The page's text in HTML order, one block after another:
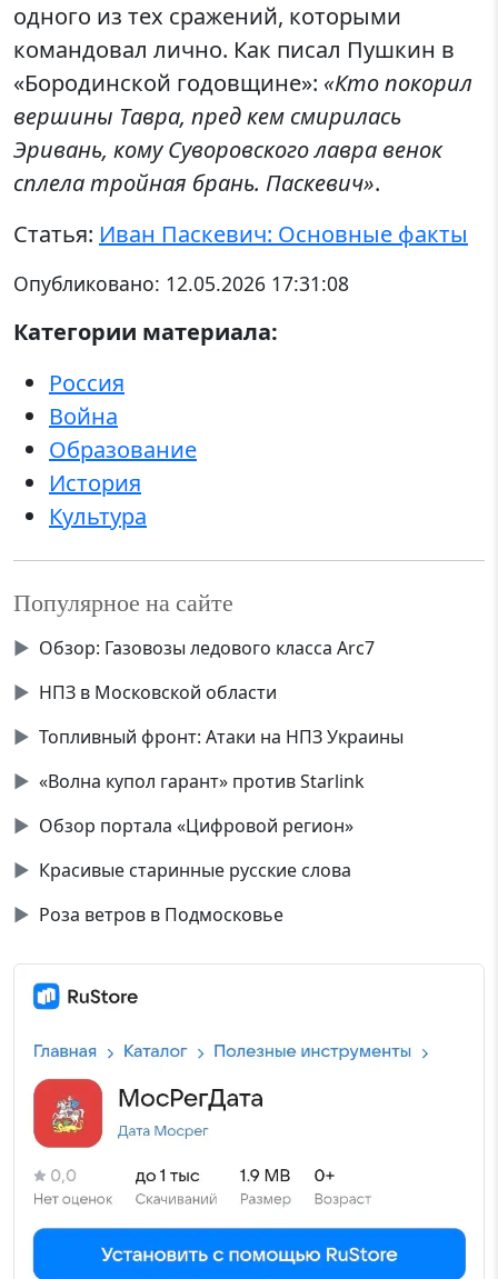
одного из тех сражений, которыми
командовал лично. Как писал Пушкин в
«Бородинской годовщине»: «Кто покорил
вершины Тавра, пред кем смирилась
Эривань, кому Суворовского лавра венок
сплела тройная брань. Паскевич».
Статья: Иван Паскевич: Основные факты
Опубликовано: 12.05.2026 17:31:08
Категории материала:
Россия
Война
Образование
История
Культура
Популярное на сайте
▶ Обзор: Газовозы ледового класса Аrc7
▶ НПЗ в Московской области
▶ Топливный фронт: Атаки на НПЗ Украины
▶ «Волна купол гарант» против Starlink
▶ Обзор портала «Цифровой регион»
▶ Красивые старинные русские слова
▶ Роза ветров в Подмосковье